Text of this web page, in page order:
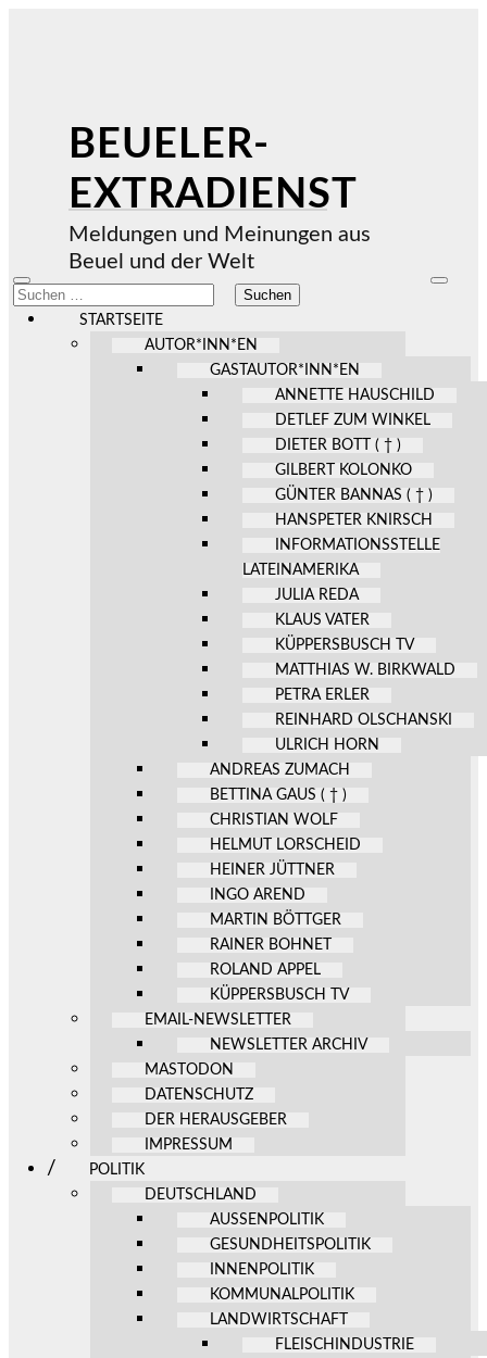
BEUELER-
EXTRADIENST
Meldungen und Meinungen aus
Beuel und der Welt
Mobile-
Menü
ein-/ausblenden
Suchen
nach:
STARTSEITE
AUTOR*INN*EN
GASTAUTOR*INN*EN
ANNETTE HAUSCHILD
DETLEF ZUM WINKEL
DIETER BOTT ( † )
GILBERT KOLONKO
GÜNTER BANNAS ( † )
HANSPETER KNIRSCH
INFORMATIONSSTELLE
LATEINAMERIKA
JULIA REDA
KLAUS VATER
KÜPPERSBUSCH TV
MATTHIAS W. BIRKWALD
PETRA ERLER
REINHARD OLSCHANSKI
ULRICH HORN
ANDREAS ZUMACH
BETTINA GAUS ( † )
CHRISTIAN WOLF
HELMUT LORSCHEID
HEINER JÜTTNER
INGO AREND
MARTIN BÖTTGER
RAINER BOHNET
ROLAND APPEL
KÜPPERSBUSCH TV
EMAIL-NEWSLETTER
NEWSLETTER ARCHIV
MASTODON
DATENSCHUTZ
DER HERAUSGEBER
IMPRESSUM
POLITIK
DEUTSCHLAND
AUSSENPOLITIK
GESUNDHEITSPOLITIK
INNENPOLITIK
KOMMUNALPOLITIK
LANDWIRTSCHAFT
FLEISCHINDUSTRIE